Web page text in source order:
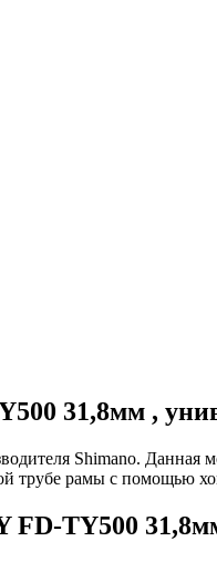
31,8мм ,
Shimano. Данная
трубе рамы с помощью
TY500